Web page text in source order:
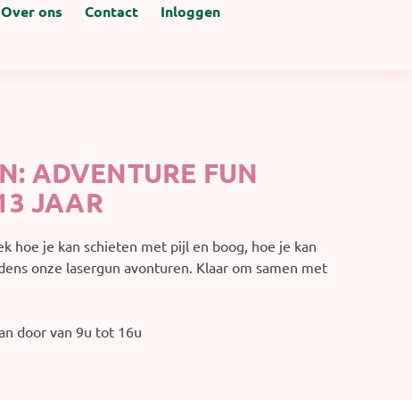
Over ons Contact Inloggen
ADVENTURE FUN
JAAR
hoe je kan schieten met pijl en boog, hoe je kan
onze lasergun avonturen. Klaar om samen met
door van 9u tot 16u